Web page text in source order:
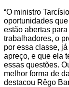
“O ministro
oportunidades
estão abertas
trabalhadores, o
por essa classe,
apreço, e que ela
essas questões.
melhor forma de
destacou Rêgo